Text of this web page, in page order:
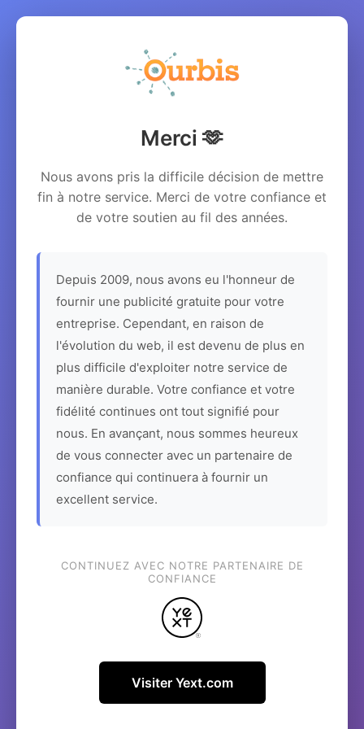
Merci 🫶
Nous avons pris la difficile décision de mettre
fin à notre service. Merci de votre confiance et
de votre soutien au fil des années.
Depuis 2009, nous avons eu l'honneur de
fournir une publicité gratuite pour votre
entreprise. Cependant, en raison de
l'évolution du web, il est devenu de plus en
plus difficile d'exploiter notre service de
manière durable. Votre confiance et votre
fidélité continues ont tout signifié pour
nous. En avançant, nous sommes heureux
de vous connecter avec un partenaire de
confiance qui continuera à fournir un
excellent service.
CONTINUEZ AVEC NOTRE PARTENAIRE DE
CONFIANCE
Visiter Yext.com